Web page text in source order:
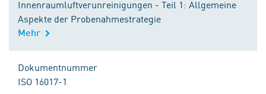
Innenraumluftverunreinigungen - Teil 1: Allgemeine
Aspekte der Probenahmestrategie
Mehr
Dokumentnummer
ISO 16017-1